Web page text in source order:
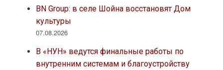
BN Group: в селе Шойна восстановят Дом
культуры
07.08.2026
В «НУН» ведутся финальные работы по
внутренним системам и благоустройству